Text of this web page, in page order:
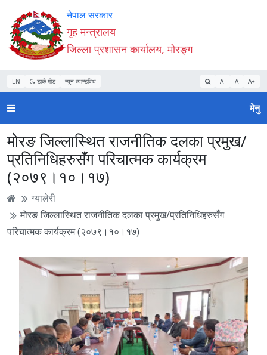
Accessibility
Mode
सुरु
गर्नुहोस्
सामाग्री
पढ्नुहाेस्
नेभिगेसन
पढ्नुहाेस्
वेबसाइट
खोजमा
जानुहोस्
नेपाल सरकार
गृह मन्त्रालय
जिल्ला प्रशासन कार्यालय, मोरङ्ग
EN डार्क मोड न्यून व्यान्डविथ A- A A+
मेनु
मोरङ जिल्लास्थित राजनीतिक दलका प्रमुख/
प्रतिनिधिहरुसँग परिचात्मक कार्यक्रम
(२०७९।१०।१७)
ग्यालेरी
मोरङ जिल्लास्थित राजनीतिक दलका प्रमुख/प्रतिनिधिहरुसँग
परिचात्मक कार्यक्रम (२०७९।१०।१७)